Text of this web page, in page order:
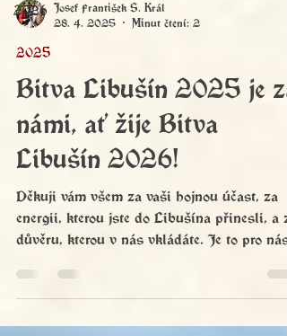
2026 Josef František S. Král
28. 4. 2025
Minut čtení: 2
2025
Bitva Libušín 2025 je za
námi, ať žije Bitva
Libušín 2026!
Děkuji vám všem za vaši hojnou účast, za
energii, kterou jste do Libušína přinesli, a
důvěru, kterou v nás vkládáte. Je to pro nás
připravili podívanou, na kterou se bude
vzpomínat dalších třicet let a kterou si
společně, jak účastníci tak diváci, náramně